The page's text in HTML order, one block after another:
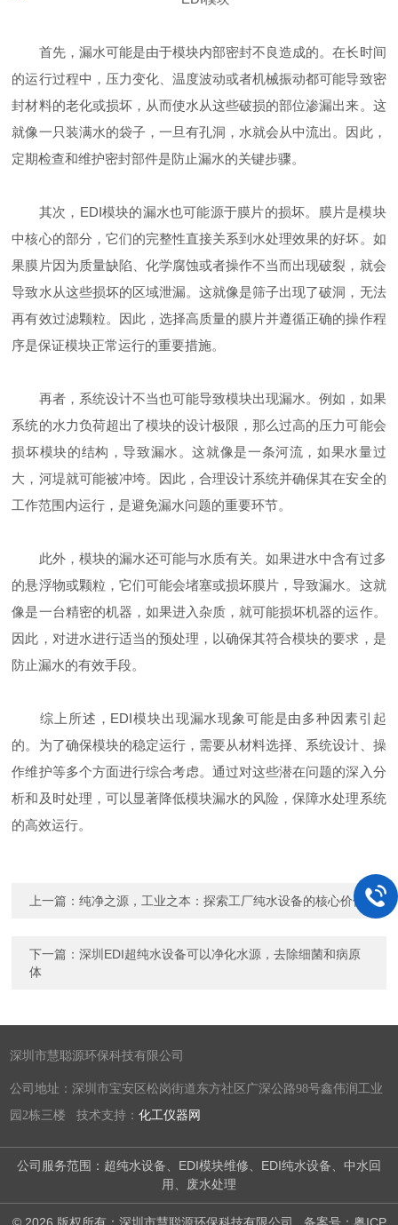
首先，漏水可能是由于模块内部密封不良造成的。在长时间
的运行过程中，压力变化、温度波动或者机械振动都可能导致密
封材料的老化或损坏，从而使水从这些破损的部位渗漏出来。这
就像一只装满水的袋子，一旦有孔洞，水就会从中流出。因此，
定期检查和维护密封部件是防止漏水的关键步骤。
其次，EDI模块的漏水也可能源于膜片的损坏。膜片是模块
中核心的部分，它们的完整性直接关系到水处理效果的好坏。如
果膜片因为质量缺陷、化学腐蚀或者操作不当而出现破裂，就会
导致水从这些损坏的区域泄漏。这就像是筛子出现了破洞，无法
再有效过滤颗粒。因此，选择高质量的膜片并遵循正确的操作程
序是保证模块正常运行的重要措施。
再者，系统设计不当也可能导致模块出现漏水。例如，如果
系统的水力负荷超出了模块的设计极限，那么过高的压力可能会
损坏模块的结构，导致漏水。这就像是一条河流，如果水量过
大，河堤就可能被冲垮。因此，合理设计系统并确保其在安全的
工作范围内运行，是避免漏水问题的重要环节。
此外，模块的漏水还可能与水质有关。如果进水中含有过多
的悬浮物或颗粒，它们可能会堵塞或损坏膜片，导致漏水。这就
像是一台精密的机器，如果进入杂质，就可能损坏机器的运作。
因此，对进水进行适当的预处理，以确保其符合模块的要求，是
防止漏水的有效手段。
综上所述，EDI模块出现漏水现象可能是由多种因素引起
的。为了确保模块的稳定运行，需要从材料选择、系统设计、操
作维护等多个方面进行综合考虑。通过对这些潜在问题的深入分
析和及时处理，可以显著降低模块漏水的风险，保障水处理系统
的高效运行。
上一篇：纯净之源，工业之本：探索工厂纯水设备的核心价值
下一篇：深圳EDI超纯水设备可以净化水源，去除细菌和病原
体
深圳市慧聪源环保科技有限公司
公司地址：深圳市宝安区松岗街道东方社区广深公路98号鑫伟润工业
园2栋三楼 技术支持：化工仪器网
公司服务范围：超纯水设备、EDI模块维修、EDI纯水设备、中水回
用、废水处理